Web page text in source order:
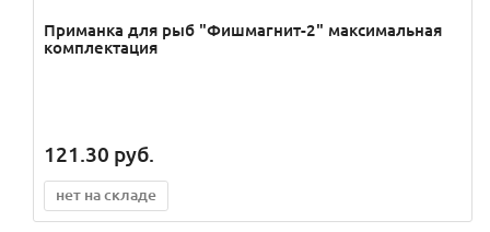
Приманка для рыб "Фишмагнит-2" максимальная
комплектация
121.30 руб.
нет на складе